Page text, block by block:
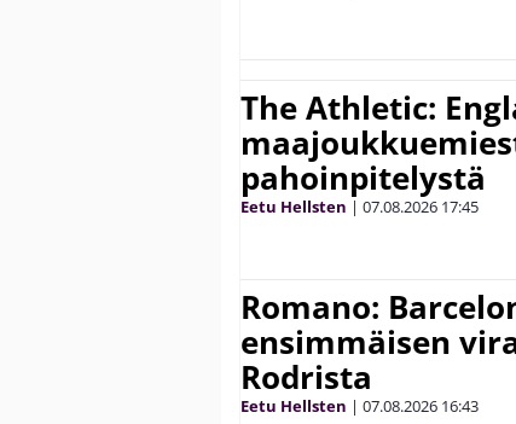
The Athletic:
pahoinpitelystä
Eetu Hellsten | 07.08.2026 17:45
Romano:
ensimmäisen
Rodrista
Eetu Hellsten | 07.08.2026 16:43